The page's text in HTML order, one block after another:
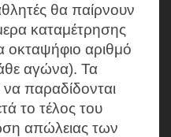
θα παίρνουν
καταμέτρησης
οκταψήφιο αριθμό
αγώνα). Τα
παραδίδονται
το τέλος του
απώλειας των